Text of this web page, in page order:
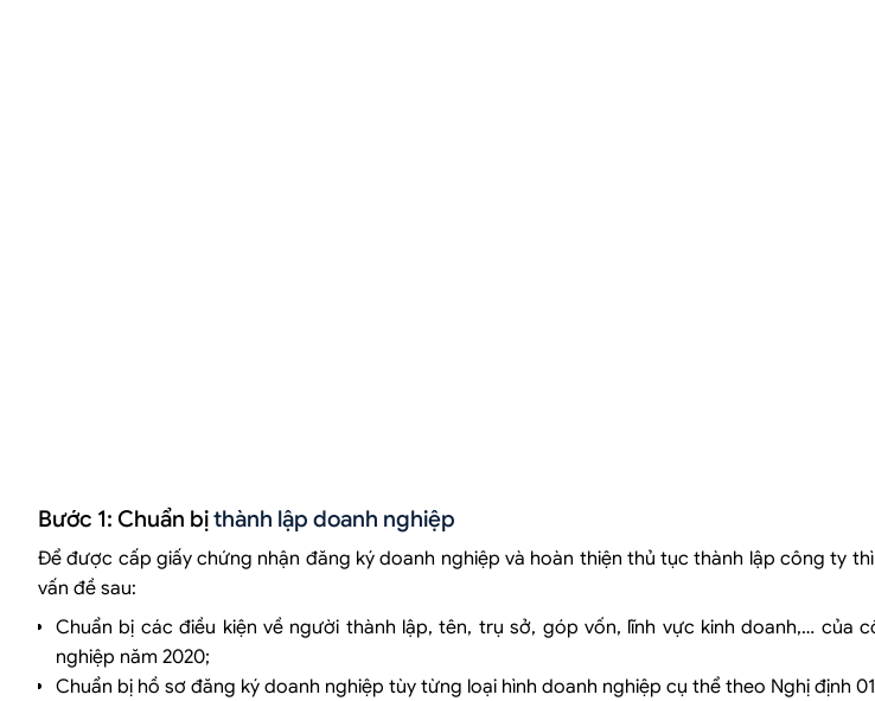
Bước 1: Chuẩn bịthành lập doanh nghiệp
Để được cấp giấy chứng nhận đăng ký doanh nghiệp và hoàn thiện thủ tục thành lập công ty
vấn đề sau:
Chuẩn bị các điều kiện về người thành lập, tên, trụ sở, góp vốn, lĩnh vực kinh doanh,… của
nghiệp năm 2020;
Chuẩn bị hồ sơ đăng ký doanh nghiệp tùy từng loại hình doanh nghiệp cụ thể theo Nghị định